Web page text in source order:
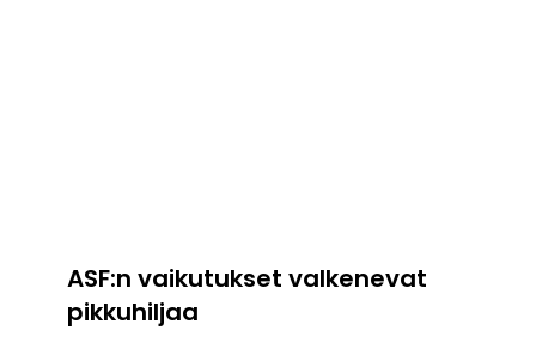
ASF:n vaikutukset valkenevat
pikkuhiljaa